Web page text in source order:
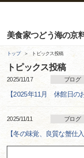
美食家つどう海の
トップ トピックス投稿
トピックス投稿
2025/11/17 ブログ
【2025年11月 休館日の
2025/11/11 ブログ
【冬の味覚、良質な蟹仕